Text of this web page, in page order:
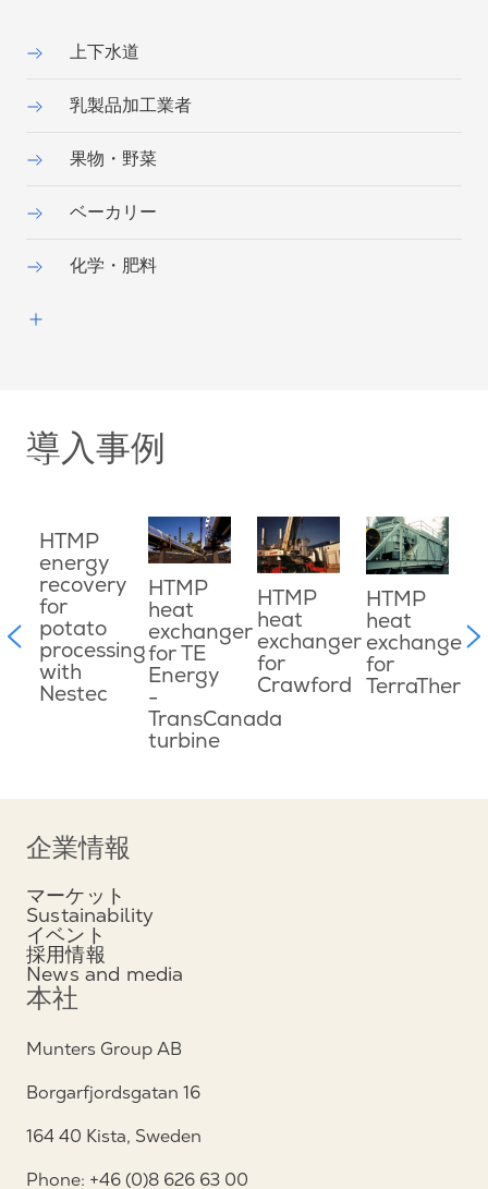
上下水道
乳製品加工業者
果物・野菜
ベーカリー
化学・肥料
導入事例
HTMP
energy
recovery
for
potato
processing
with
Nestec
HTMP
heat
exchanger
for TE
Energy
-
TransCanada
turbine
HTMP
heat
exchanger
for
Crawford
HTMP
heat
exchanger
for
TerraTherm
企業情報
マーケット
Sustainability
イベント
採用情報
News and media
本社
Munters Group AB
Borgarfjordsgatan 16
164 40 Kista, Sweden
Phone: +46 (0)8 626 63 00